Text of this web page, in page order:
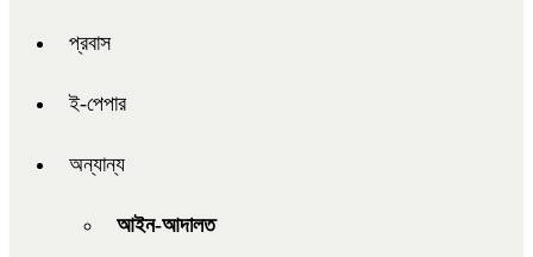
প্রবাস
ই-পেপার
অন্যান্য
আইন-আদালত